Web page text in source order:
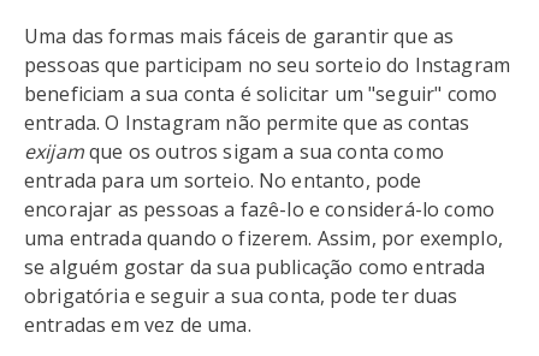
Uma das formas mais fáceis de garantir que as
pessoas que participam no seu sorteio do Instagram
beneficiam a sua conta é solicitar um "seguir" como
entrada. O Instagram não permite que as contas
exijamque os outros sigam a sua conta como
entrada para um sorteio. No entanto, pode
encorajar as pessoas a fazê-lo e considerá-lo como
uma entrada quando o fizerem. Assim, por exemplo,
se alguém gostar da sua publicação como entrada
obrigatória e seguir a sua conta, pode ter duas
entradas em vez de uma.